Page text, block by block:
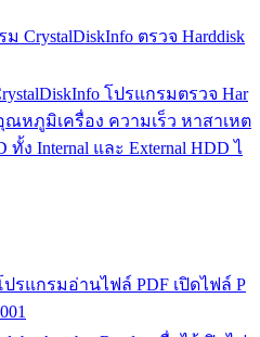
CrystalDiskInfo ตรวจ Harddisk
โปรแกรมตรวจ Har
ณหภูมิเครื่อง ความเร็ว หาสาเหต
ง Internal และ External HDD ไ
โปรแกรมอ่านไฟล์ PDF เปิดไฟล์ P